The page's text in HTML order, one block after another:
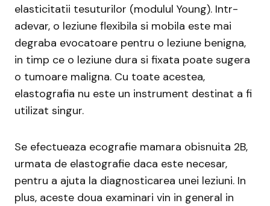
elasticitatii tesuturilor (modulul Young). Intr-
adevar, o leziune flexibila si mobila este mai
degraba evocatoare pentru o leziune benigna,
in timp ce o leziune dura si fixata poate sugera
o tumoare maligna. Cu toate acestea,
elastografia nu este un instrument destinat a fi
utilizat singur.
Se efectueaza ecografie mamara obisnuita 2B,
urmata de elastografie daca este necesar,
pentru a ajuta la diagnosticarea unei leziuni. In
plus, aceste doua examinari vin in general in